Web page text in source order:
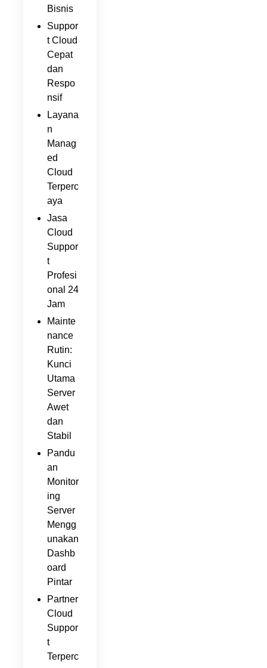
Bisnis
Suppor
t Cloud
Cepat
dan
Respo
nsif
Layana
n
Manag
ed
Cloud
Terperc
aya
Jasa
Cloud
Suppor
t
Profesi
onal 24
Jam
Mainte
nance
Rutin:
Kunci
Utama
Server
Awet
dan
Stabil
Pandu
an
Monitor
ing
Server
Mengg
unakan
Dashb
oard
Pintar
Partner
Cloud
Suppor
t
Terperc